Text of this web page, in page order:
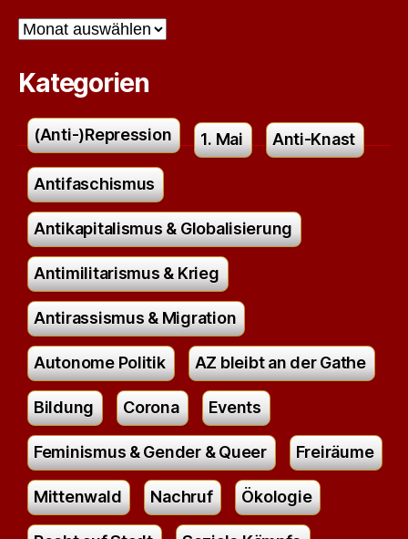
Archiv
Kategorien
(Anti-)Repression 1. Mai Anti-Knast
Antifaschismus
Antikapitalismus & Globalisierung
Antimilitarismus & Krieg
Antirassismus & Migration
Autonome Politik AZ bleibt an der Gathe
Bildung Corona Events
Feminismus & Gender & Queer Freiräume
Mittenwald Nachruf Ökologie